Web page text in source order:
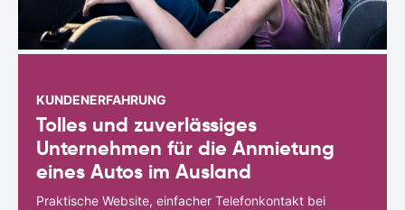
KUNDENERFAHRUNG
Tolles und zuverlässiges
Unternehmen für die Anmietung
eines Autos im Ausland
Praktische Website, einfacher Telefonkontakt bei